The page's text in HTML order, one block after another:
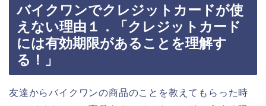
バイクワンでクレジットカードが使
えない理由１．「クレジットカード
には有効期限があることを理解す
る！」
友達からバイクワンの商品のことを教えてもらった時